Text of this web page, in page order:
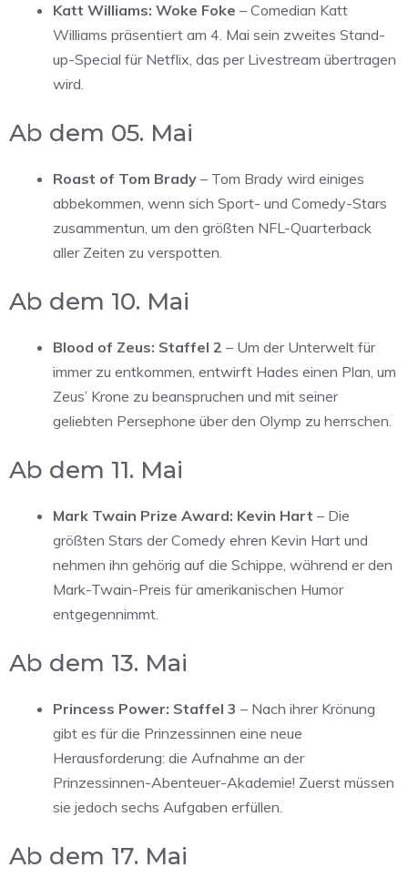
Katt Williams: Woke Foke – Comedian Katt
Williams präsentiert am 4. Mai sein zweites Stand-
up-Special für Netflix, das per Livestream übertragen
wird.
Ab dem 05. Mai
Roast of Tom Brady – Tom Brady wird einiges
abbekommen, wenn sich Sport- und Comedy-Stars
zusammentun, um den größten NFL-Quarterback
aller Zeiten zu verspotten.
Ab dem 10. Mai
Blood of Zeus: Staffel 2 – Um der Unterwelt für
immer zu entkommen, entwirft Hades einen Plan, um
Zeus’ Krone zu beanspruchen und mit seiner
geliebten Persephone über den Olymp zu herrschen.
Ab dem 11. Mai
Mark Twain Prize Award: Kevin Hart – Die
größten Stars der Comedy ehren Kevin Hart und
nehmen ihn gehörig auf die Schippe, während er den
Mark-Twain-Preis für amerikanischen Humor
entgegennimmt.
Ab dem 13. Mai
Princess Power: Staffel 3 – Nach ihrer Krönung
gibt es für die Prinzessinnen eine neue
Herausforderung: die Aufnahme an der
Prinzessinnen-Abenteuer-Akademie! Zuerst müssen
sie jedoch sechs Aufgaben erfüllen.
Ab dem 17. Mai